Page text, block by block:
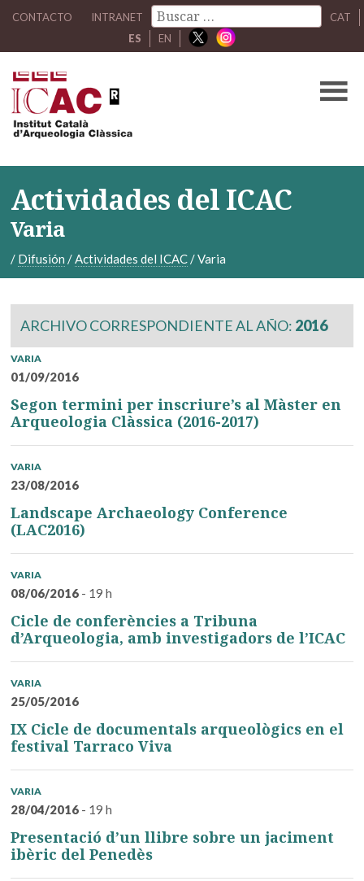
CONTACTO INTRANET
CAT
ES
EN
Actividades del ICAC
Varia
/ Difusión /Actividades del ICAC/Varia
ARCHIVO CORRESPONDIENTE AL AÑO: 2016
VARIA
01/09/2016
Segon termini per inscriure’s al Màster en
Arqueologia Clàssica (2016-2017)
VARIA
23/08/2016
Landscape Archaeology Conference
(LAC2016)
VARIA
08/06/2016 - 19 h
Cicle de conferències a Tribuna
d’Arqueologia, amb investigadors de l’ICAC
VARIA
25/05/2016
IX Cicle de documentals arqueològics en el
festival Tarraco Viva
VARIA
28/04/2016 - 19 h
Presentació d’un llibre sobre un jaciment
ibèric del Penedès